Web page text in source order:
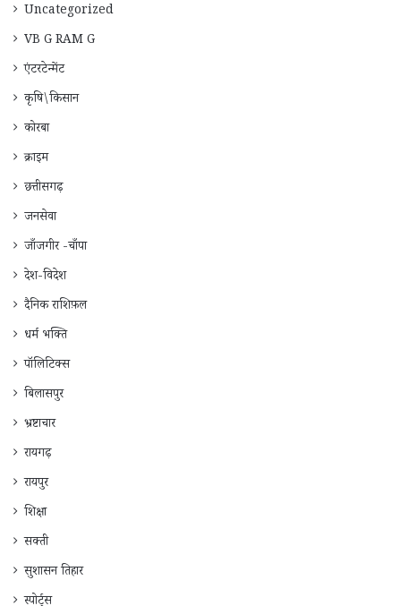
Uncategorized
VB G RAM G
एंटरटेन्मेंट
कृषि\किसान
कोरबा
क्राइम
छत्तीसगढ़
जनसेवा
जाँजगीर -चाँपा
देश-विदेश
दैनिक राशिफ़ल
धर्म भक्ति
पॉलिटिक्स
बिलासपुर
भ्रष्टाचार
रायगढ़
रायपुर
शिक्षा
सक्ती
सुशासन तिहार
स्पोर्ट्स